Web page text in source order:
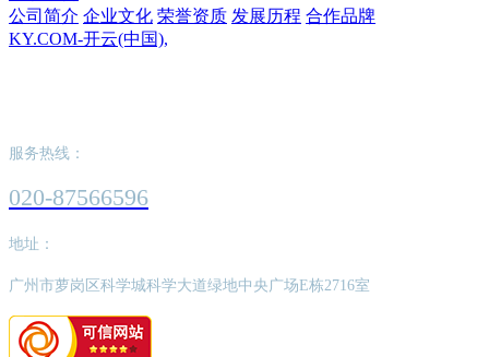
公司简介 企业文化 荣誉资质 发展历程 合作品牌
KY.COM-开云(中国),
服务热线：
020-87566596
地址：
广州市萝岗区科学城科学大道绿地中央广场E栋2716室